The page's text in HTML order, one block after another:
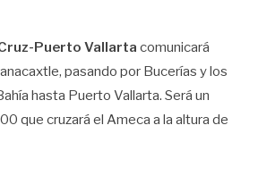
Puerto Vallarta comunicará
pasando por Bucerías y los
hasta Puerto Vallarta. Será un
que cruzará el Ameca a la altura de